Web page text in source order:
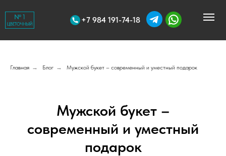
+7 984 191-74-18
Главная → Блог → Мужской букет – современный и уместный подарок
Мужской букет –
современный и уместный
подарок